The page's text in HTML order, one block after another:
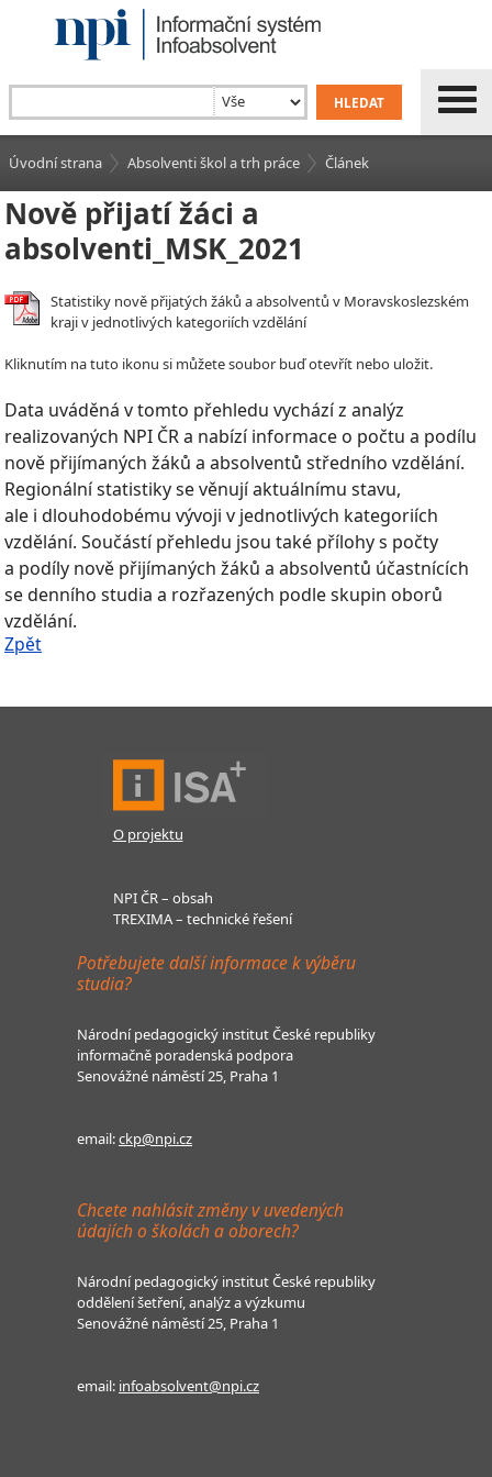
Úvodní strana Absolventi škol a trh práce Článek
Nově přijatí žáci a
absolventi_MSK_2021
Statistiky nově přijatých žáků a absolventů v Moravskoslezském
kraji v jednotlivých kategoriích vzdělání
Kliknutím na tuto ikonu si můžete soubor buď otevřít nebo uložit.
Data uváděná v tomto přehledu vychází z analýz
realizovaných NPI ČR a nabízí informace o počtu a podílu
nově přijímaných žáků a absolventů středního vzdělání.
Regionální statistiky se věnují aktuálnímu stavu,
ale i dlouhodobému vývoji v jednotlivých kategoriích
vzdělání. Součástí přehledu jsou také přílohy s počty
a podíly nově přijímaných žáků a absolventů účastnících
se denního studia a rozřazených podle skupin oborů
vzdělání.
Zpět
O projektu
NPI ČR – obsah
TREXIMA – technické řešení
Potřebujete další informace k výběru
studia?
Národní pedagogický institut České republiky
informačně poradenská podpora
Senovážné náměstí 25, Praha 1
email:ckp@npi.cz
Chcete nahlásit změny v uvedených
údajích o školách a oborech?
Národní pedagogický institut České republiky
oddělení šetření, analýz a výzkumu
Senovážné náměstí 25, Praha 1
email: infoabsolvent@npi.cz